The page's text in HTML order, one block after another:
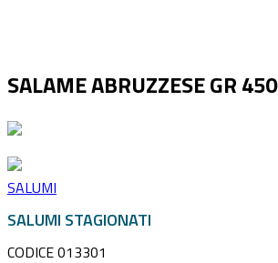
SALAME ABRUZZESE GR 450
SALUMI
SALUMI STAGIONATI
CODICE 013301